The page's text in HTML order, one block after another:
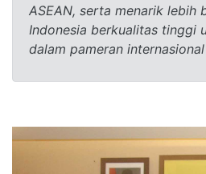
ASEAN, serta menarik lebih
Indonesia berkualitas tinggi
dalam pameran